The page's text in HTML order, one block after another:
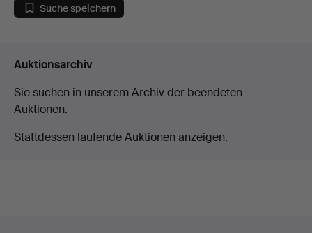
Suche speichern
Auktionsarchiv
Sie suchen in unserem Archiv der beendeten
Auktionen.
Stattdessen laufende Auktionen anzeigen.